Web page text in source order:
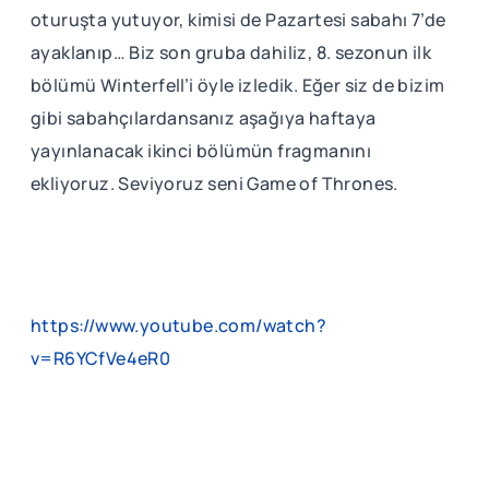
oturuşta yutuyor, kimisi de Pazartesi sabahı 7’de
ayaklanıp… Biz son gruba dahiliz, 8. sezonun ilk
bölümü Winterfell’i öyle izledik. Eğer siz de bizim
gibi sabahçılardansanız aşağıya haftaya
yayınlanacak ikinci bölümün fragmanını
ekliyoruz. Seviyoruz seni Game of Thrones.
https://www.youtube.com/watch?
v=R6YCfVe4eR0